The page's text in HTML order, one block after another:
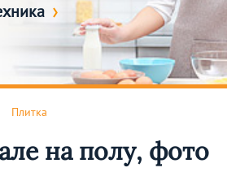
Плитка
на полу, фото